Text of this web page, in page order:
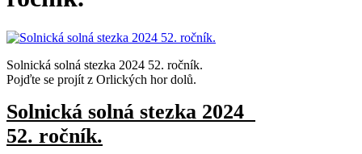
Solnická solná stezka 2024 52. ročník.
Pojďte se projít z Orlických hor dolů.
Solnická solná stezka 2024
52. ročník.